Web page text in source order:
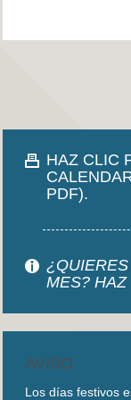
HAZ CLIC
PDF).
MES? HAZ
AVISO
Los días festivos